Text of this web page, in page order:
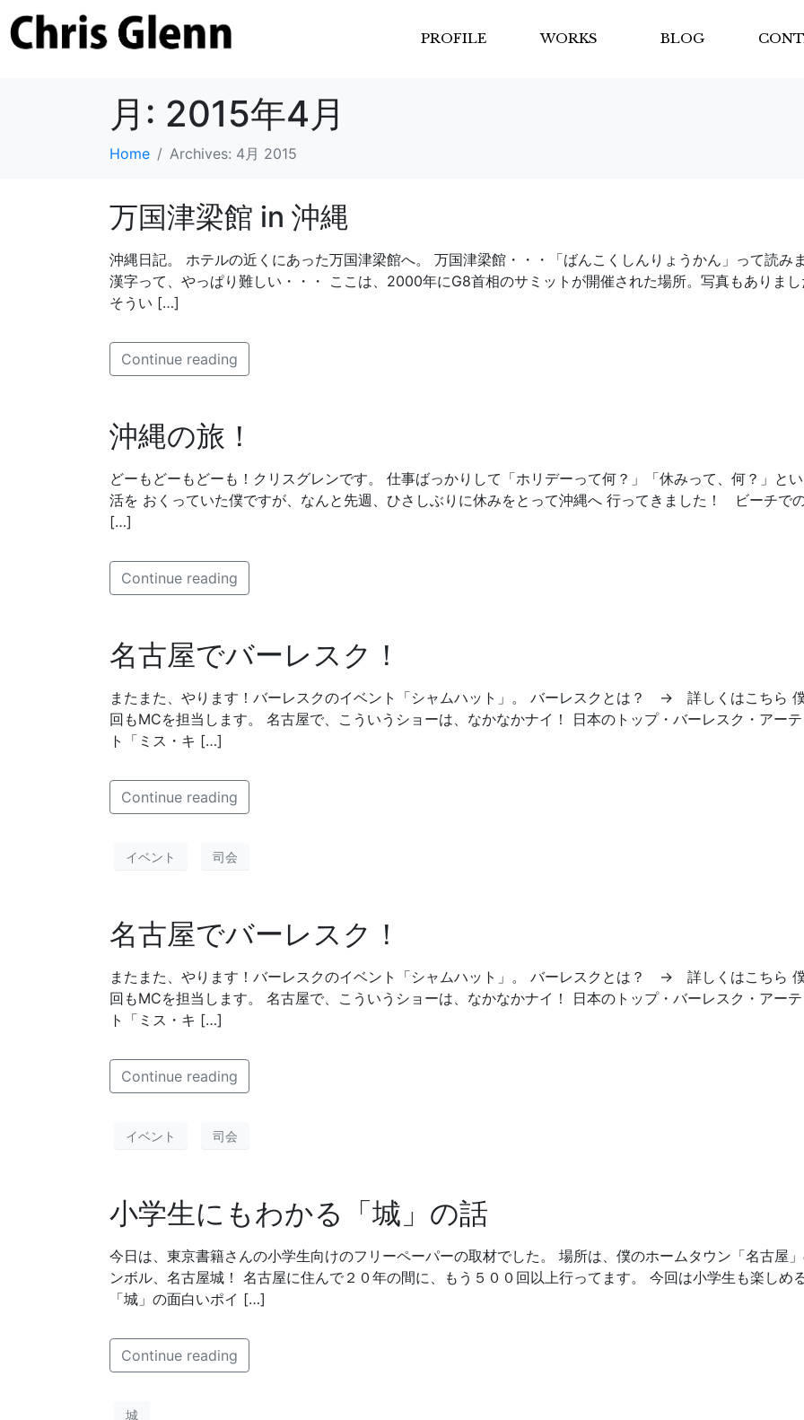
PROFILE WORKS BLOG
月: 2015年4月
Home Archives: 4月 2015
万国津梁館 in 沖縄
沖縄日記。 ホテルの近くにあった万国津梁館へ。 万国津梁館・・・「ばんこくしんりょうかん」って読み
漢字って、やっぱり難しい・・・ ここは、2000年にG8首相のサミットが開催された場所。写真もありま
そうい […]
Continue reading
沖縄の旅！
どーもどーもどーも！クリスグレンです。 仕事ばっかりして「ホリデーって何？」「休みって、何？」と
活を おくっていた僕ですが、なんと先週、ひさしぶりに休みをとって沖縄へ 行ってきました！ ビーチで
[…]
Continue reading
名古屋でバーレスク！
またまた、やります！バーレスクのイベント「シャムハット」。 バーレスクとは？ → 詳しくはこちら
回もMCを担当します。 名古屋で、こういうショーは、なかなかナイ！ 日本のトップ・バーレスク・アー
ト「ミス・キ […]
Continue reading
イベント 司会
名古屋でバーレスク！
またまた、やります！バーレスクのイベント「シャムハット」。 バーレスクとは？ → 詳しくはこちら
回もMCを担当します。 名古屋で、こういうショーは、なかなかナイ！ 日本のトップ・バーレスク・アー
ト「ミス・キ […]
Continue reading
イベント 司会
小学生にもわかる「城」の話
今日は、東京書籍さんの小学生向けのフリーペーパーの取材でした。 場所は、僕のホームタウン「名古屋
ンボル、名古屋城！ 名古屋に住んで２０年の間に、もう５００回以上行ってます。 今回は小学生も楽しめ
「城」の面白いポイ […]
Continue reading
城